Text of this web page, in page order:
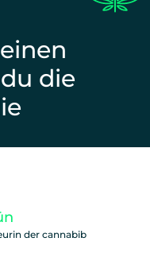
die
der cannabib
und teile diesen